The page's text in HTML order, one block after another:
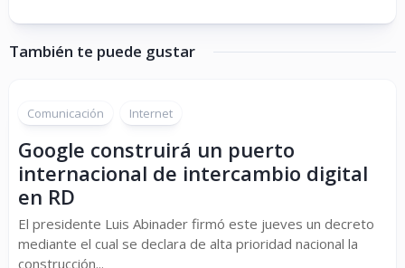
También te puede gustar
Comunicación Internet
Google construirá un puerto
internacional de intercambio digital
en RD
El presidente Luis Abinader firmó este jueves un decreto
mediante el cual se declara de alta prioridad nacional la
construcción...